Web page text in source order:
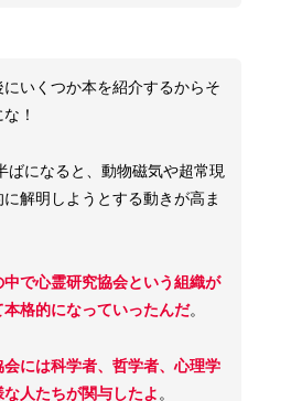
にいくつか本を紹介するからそ
！
ばになると、動物磁気や超常現
解明しようとする動きが高ま
中で心霊研究協会という組織が
本格的になっていったんだ。
会には科学者、哲学者、心理学
人たちが関与したよ 。